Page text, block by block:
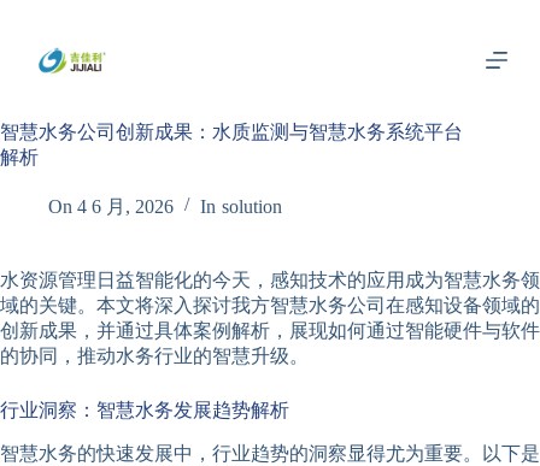
内
智慧水务公司创新成果：水质监测与智慧水务系统平台
解析
On 4 6 月, 2026 In solution
水资源管理日益智能化的今天，感知技术的应用成为智慧水务领
域的关键。本文将深入探讨我方智慧水务公司在感知设备领域的
创新成果，并通过具体案例解析，展现如何通过智能硬件与软件
的协同，推动水务行业的智慧升级。
行业洞察：智慧水务发展趋势解析
智慧水务的快速发展中，行业趋势的洞察显得尤为重要。以下是